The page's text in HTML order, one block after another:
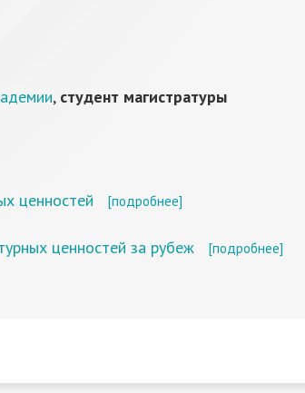
, студент магистратуры
ценностей [подробнее]
ценностей за рубеж [подробнее]